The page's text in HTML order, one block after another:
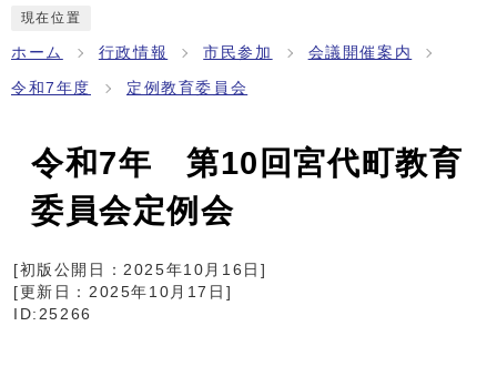
現在位置
ホーム 行政情報 市民参加 会議開催案内
令和7年度 定例教育委員会
令和7年 第10回宮代町教育
委員会定例会
[初版公開日：2025年10月16日 ]
[更新日： 2025年10月17日 ]
ID:25266